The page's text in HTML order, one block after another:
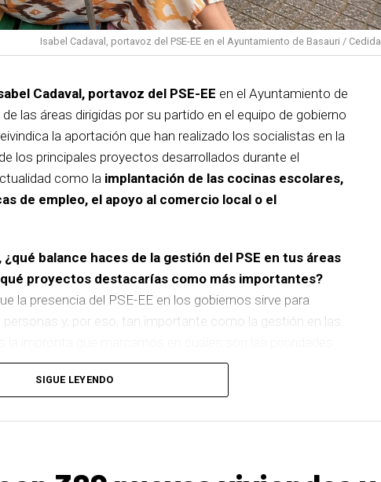
Isabel Cadaval, portavoz del PSE-EE en el Ayuntamiento de Basauri / Cedida
Cadaval, portavoz del PSE-EE en el Ayuntamiento de
las áreas dirigidas por su partido en el equipo de gobierno
la aportación que han realizado los socialistas en la
los principales proyectos desarrollados durante el
como la implantación de las cocinas escolares,
de empleo, el apoyo al comercio local o el
balance haces de la gestión del PSE en tus áreas
proyectos destacarías como más importantes?
la presencia del PSE-EE en los gobiernos sirve para
y, por eso, tan importante como la gestión en las
decinco ascensores para garantizar la accesibilidad
que transformará la movilidad y la accesibilidad de
simboliza muy bien el Basauri por el que trabajamos:
SIGUE LEYENDO